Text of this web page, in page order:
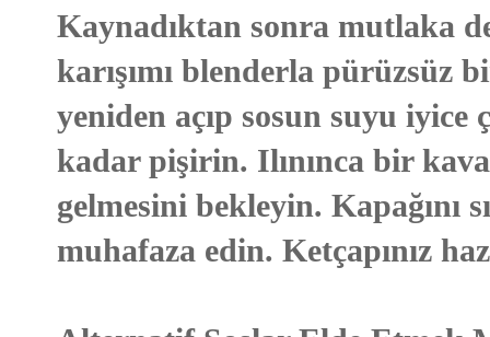
Kaynadıktan sonra mutlaka
karışımı blenderla pürüzsüz
yeniden açıp sosun suyu iyice
kadar pişirin. Ilınınca bir
gelmesini bekleyin. Kapağını
muhafaza edin. Ketçapınız